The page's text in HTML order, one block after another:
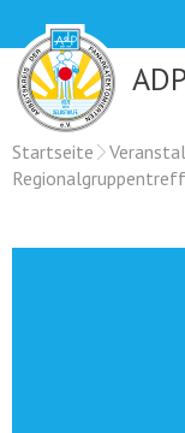
content
Startseite